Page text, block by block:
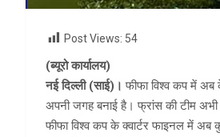
Post Views: 54
(ब्यूरो कार्यालय)
नई दिल्ली (साई)। फीफा विश्व कप में
अपनी जगह बनाई है। फ्रांस की टीम अभी
फीफा विश्व कप के क्वार्टर फाइनल में